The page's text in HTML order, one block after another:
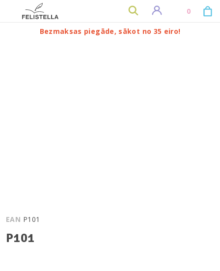
0
Bezmaksas piegāde, sākot no 35 eiro!
EAN P101
P101